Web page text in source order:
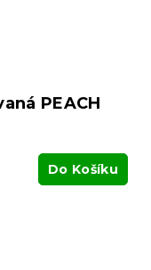
PEACH
Do Košíku